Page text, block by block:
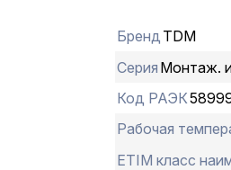
Бренд TDM
Серия Монтаж.
Код РАЭК
Рабочая
ETIM класс